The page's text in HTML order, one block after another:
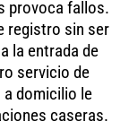
provoca fallos.
registro sin ser
la entrada de
servicio de
domicilio le
caseras.